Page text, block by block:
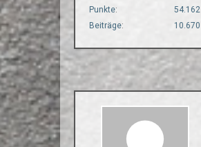
Punkte
54.162
Beiträge
10.670